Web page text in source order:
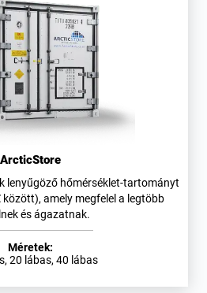
ArcticStore
lenyűgöző hőmérséklet-tartományt
amely megfelel a legtöbb
és ágazatnak.
Méretek:
20 lábas, 40 lábas